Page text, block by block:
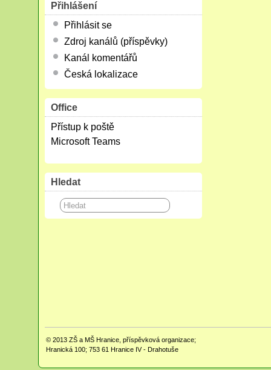
Přihlášení
Přihlásit se
Zdroj kanálů (příspěvky)
Kanál komentářů
Česká lokalizace
Office
Přístup k poště
Microsoft Teams
Hledat
© 2013 ZŠ a MŠ Hranice, příspěvková organizace;
Hranická 100; 753 61 Hranice IV - Drahotuše